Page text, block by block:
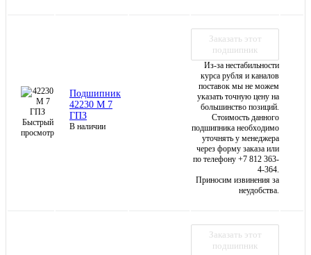
Быстрый
просмотр
Подшипник
42230 М 7
ГПЗ
В наличии
Заказать этот
подшипник
Из-за нестабильности
курса рубля и каналов
поставок мы не можем
указать точную цену на
большинство позиций.
Стоимость данного
подшипника необходимо
уточнять у менеджера
через форму заказа или
по телефону +7 812 363-
4-364.
Приносим извинения за
неудобства.
Заказать этот
подшипник